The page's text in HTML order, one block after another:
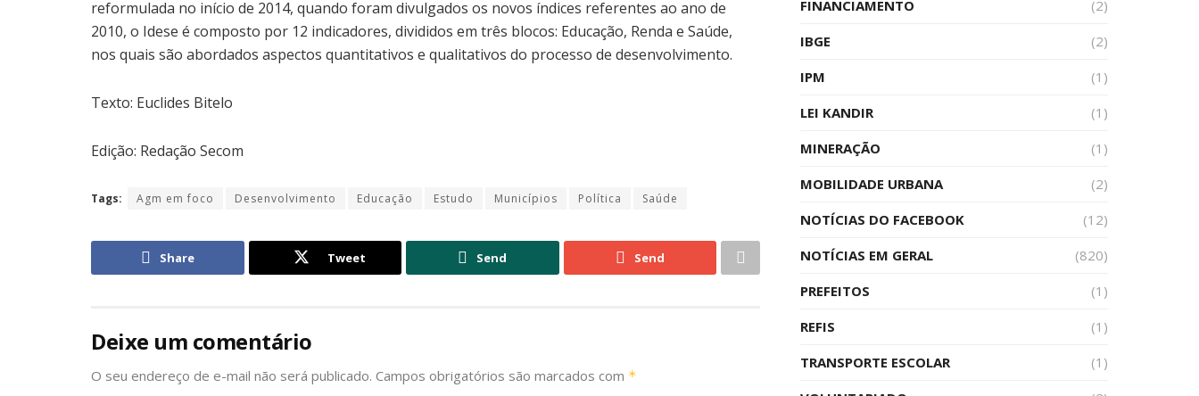
reformulada no início de 2014, quando foram divulgados os novos índices referentes ao ano de
2010, o Idese é composto por 12 indicadores, divididos em três blocos: Educação, Renda e Saúde,
nos quais são abordados aspectos quantitativos e qualitativos do processo de desenvolvimento.
Texto: Euclides Bitelo
Edição: Redação Secom
Tags: Agm em foco Desenvolvimento Educação Estudo Municípios Política Saúde
Share Tweet Send Send
Deixe um comentário
O seu endereço de e-mail não será publicado. Campos obrigatórios são marcados com *
FINANCIAMENTO
(2)
IBGE
(2)
IPM
(1)
LEI KANDIR
(1)
MINERAÇÃO
(1)
MOBILIDADE URBANA
(2)
NOTÍCIAS DO FACEBOOK
(12)
NOTÍCIAS EM GERAL
(820)
PREFEITOS
(1)
REFIS
(1)
TRANSPORTE ESCOLAR
(1)